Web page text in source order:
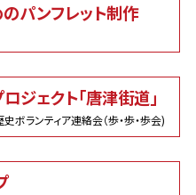
パンフレット制作
ジェクト「唐津街道」
ランティア連絡会（歩・歩・歩会)